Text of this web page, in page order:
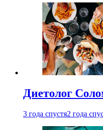
Диетолог
3 года спустя2 года